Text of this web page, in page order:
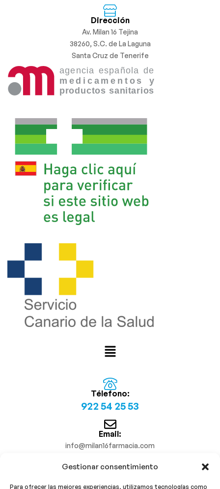
Gestionar consentimiento
Para ofrecer las mejores experiencias, utilizamos tecnologías como
Dirección
Av. Milan 16 Tejina
38260, S.C. de La Laguna
Santa Cruz de Tenerife
Télefono:
922 54 25 53
Email:
info@milan16farmacia.com
¡Síguenos!